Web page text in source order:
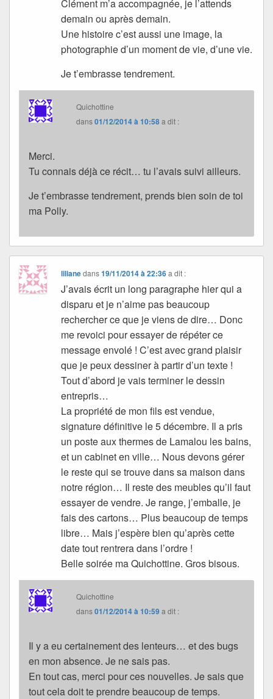
Clément m’a accompagnée, je l’attends
demain ou après demain.
Une histoire c’est aussi une image, la
photographie d’un moment de vie, d’une vie.
Je t’embrasse tendrement.
Quichottine
dans01/12/2014 à 10:58a dit :
Merci.
Tu connais déjà ce récit… tu l’avais suivi ailleurs.
Je t’embrasse tendrement, prends bien soin de toi
ma Polly.
lilianedans19/11/2014 à 22:36 a dit :
J’avais écrit un long paragraphe hier qui a
disparu et je n’aime pas beaucoup
rechercher ce que je viens de dire… Donc
me revoici pour essayer de répéter ce
message envolé ! C’est avec grand plaisir
que je peux dessiner à partir d’un texte !
Tout d’abord je vais terminer le dessin
entrepris…
La propriété de mon fils est vendue,
signature définitive le 5 décembre. Il a pris
un poste aux thermes de Lamalou les bains,
et un cabinet en ville… Nous devons gérer
le reste qui se trouve dans sa maison dans
notre région… Il reste des meubles qu’il faut
essayer de vendre. Je range, j’emballe, je
fais des cartons… Plus beaucoup de temps
libre… Mais j’espère bien qu’après cette
date tout rentrera dans l’ordre !
Belle soirée ma Quichottine. Gros bisous.
Quichottine
dans01/12/2014 à 10:59a dit :
Il y a eu certainement des lenteurs… et des bugs
en mon absence. Je ne sais pas.
En tout cas, merci pour ces nouvelles. Je sais que
tout cela doit te prendre beaucoup de temps.